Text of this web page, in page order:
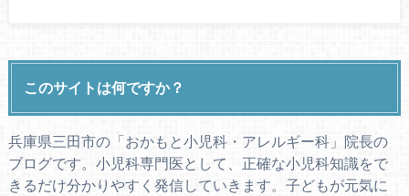
このサイトは何ですか？
兵庫県三田市の「おかもと小児科・アレルギー科」院長の
ブログです。小児科専門医として、正確な小児科知識をで
きるだけ分かりやすく発信していきます。子どもが元気に